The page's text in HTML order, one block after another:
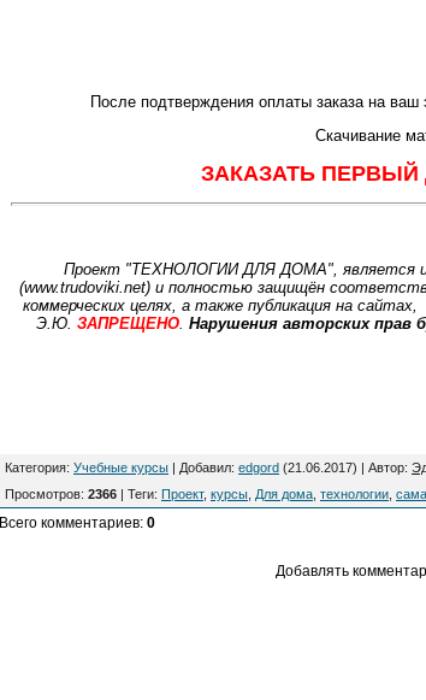
После подтверждения оплаты заказа на ваш
Скачивание
ЗАКАЗАТЬ
Проект "ТЕХНОЛОГИИ ДЛЯ ДОМА", является
(www.trudoviki.net) и полностью защищён
коммерческих целях, а также публикация на
Э.Ю. ЗАПРЕЩЕНО. Нарушения авторских прав
Категория: Учебные курсы Добавил: edgord (21.06.2017) | Автор:
Просмотров: 2366 Теги: Проект, курсы Для дома технологии сама
Всего комментариев: 0
Добавлять